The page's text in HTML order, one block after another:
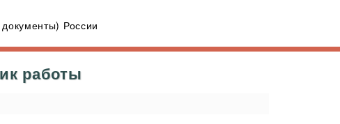
России
работы